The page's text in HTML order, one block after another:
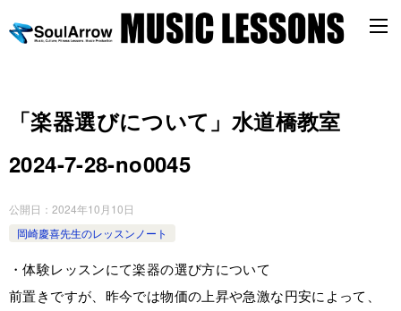
「楽器選びについて」水道橋教室
2024-7-28-no0045
公開日： 2024年10月10日
岡崎慶喜先生のレッスンノート
・体験レッスンにて楽器の選び方について
前置きですが、昨今では物価の上昇や急激な円安によって、